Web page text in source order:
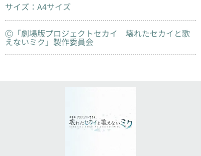
サイズ：A4サイズ
Ⓒ「劇場版プロジェクトセカイ 壊れたセカイと歌
えないミク」製作委員会